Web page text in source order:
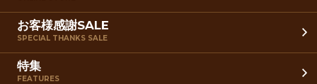
お客様感謝SALE
SPECIAL THANKS SALE
特集
FEATURES